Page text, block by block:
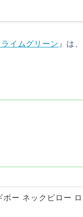
イムグリーン 』は
ー ネックピロー ロ